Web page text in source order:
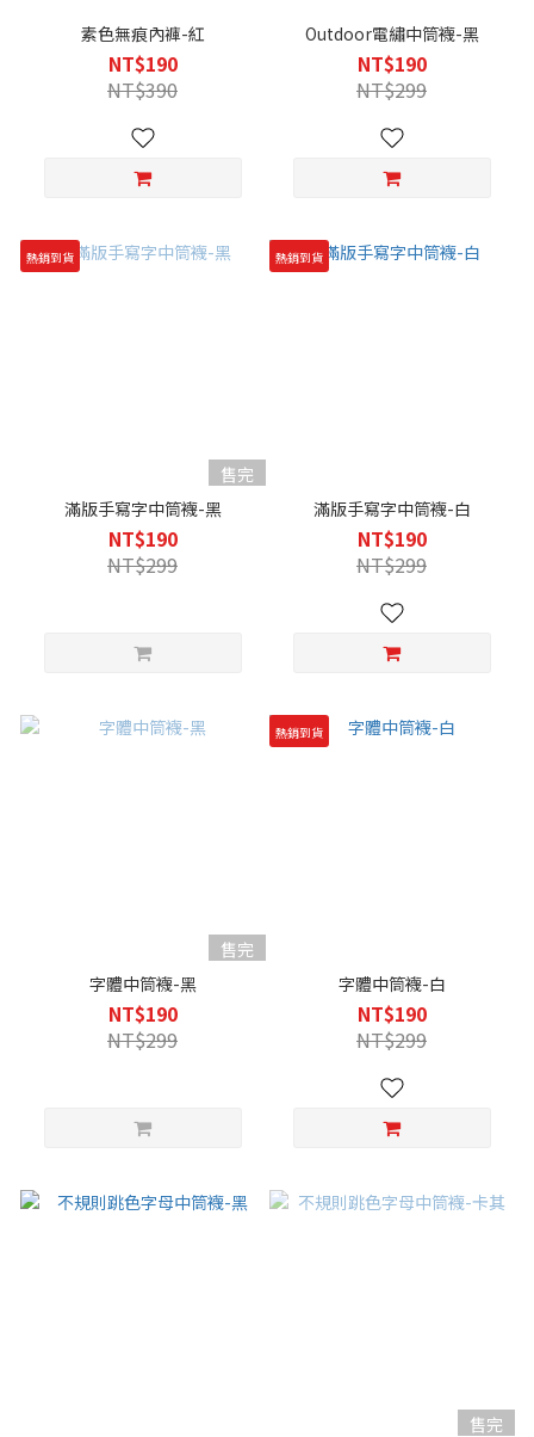
素色無痕內褲-紅
NT$190
NT$390
Outdoor電繡中筒襪-黑
NT$190
NT$299
熱銷到貨
售完
滿版手寫字中筒襪-黑
NT$190
NT$299
熱銷到貨
滿版手寫字中筒襪-白
NT$190
NT$299
售完
字體中筒襪-黑
NT$190
NT$299
熱銷到貨
字體中筒襪-白
NT$190
NT$299
售完